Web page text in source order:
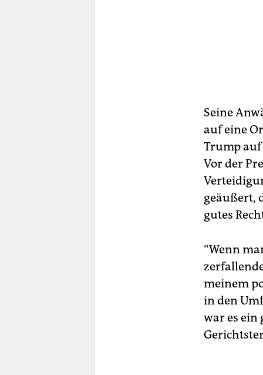
Seine
auf eine
Trump auf
Vor der
geäußert,
gutes
“Wenn
meinem
in den
war es ein